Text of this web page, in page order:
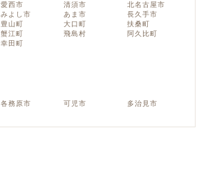
愛西市 清須市
北名古屋市
みよし市 あま市
長久手市
豊山町 大口町
扶桑町
蟹江町 飛島村
阿久比町
幸田町
各務原市 可児市
多治見市